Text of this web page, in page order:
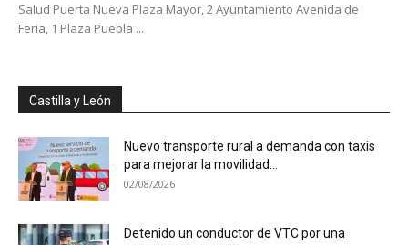
Salud Puerta Nueva Plaza Mayor, 2 Ayuntamiento Avenida de
Feria, 1 Plaza Puebla ...
Castilla y León
Nuevo transporte rural a demanda con taxis
para mejorar la movilidad...
02/08/2026
Detenido un conductor de VTC por una